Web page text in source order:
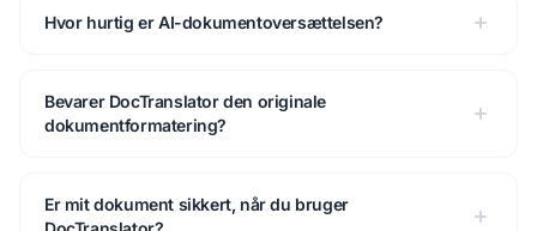
Hvor hurtig er AI-dokumentoversættelsen?
Bevarer DocTranslator den originale
dokumentformatering?
Er mit dokument sikkert, når du bruger